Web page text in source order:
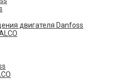
двигателя Danfoss